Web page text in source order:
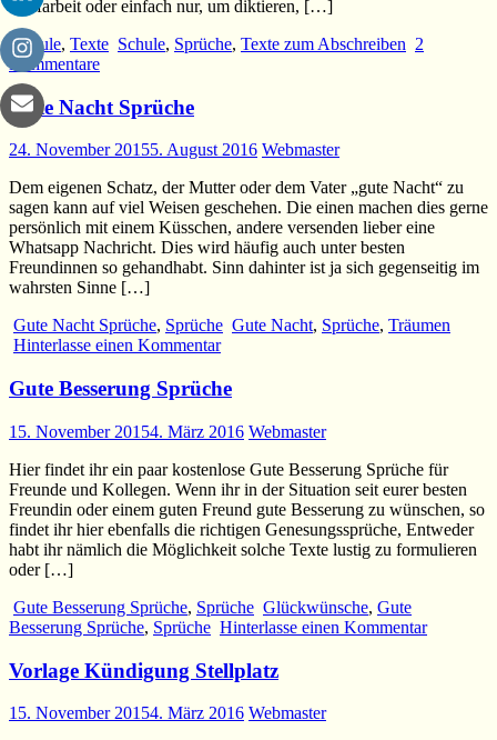
Strafarbeit oder einfach nur, um diktieren, […]
Schule, Texte Schule, Sprüche, Texte zum Abschreiben 2
Kommentare
Gute Nacht Sprüche
24. November 20155. August 2016 Webmaster
Dem eigenen Schatz, der Mutter oder dem Vater „gute Nacht“ zu
sagen kann auf viel Weisen geschehen. Die einen machen dies gerne
persönlich mit einem Küsschen, andere versenden lieber eine
Whatsapp Nachricht. Dies wird häufig auch unter besten
Freundinnen so gehandhabt. Sinn dahinter ist ja sich gegenseitig im
wahrsten Sinne […]
Gute Nacht Sprüche, Sprüche Gute Nacht, Sprüche, Träumen
Hinterlasse einen Kommentar
Gute Besserung Sprüche
15. November 20154. März 2016 Webmaster
Hier findet ihr ein paar kostenlose Gute Besserung Sprüche für
Freunde und Kollegen. Wenn ihr in der Situation seit eurer besten
Freundin oder einem guten Freund gute Besserung zu wünschen, so
findet ihr hier ebenfalls die richtigen Genesungssprüche, Entweder
habt ihr nämlich die Möglichkeit solche Texte lustig zu formulieren
oder […]
Gute Besserung Sprüche, Sprüche Glückwünsche, Gute
Besserung Sprüche, Sprüche Hinterlasse einen Kommentar
Vorlage Kündigung Stellplatz
15. November 20154. März 2016 Webmaster